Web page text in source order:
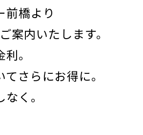
前橋より
案内いたします。
。
さらにお得に。
く。